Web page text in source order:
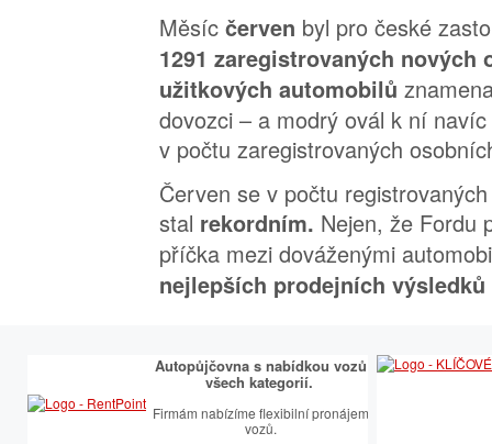
Měsíc červen byl pro české
1291 zaregistrovaných nových
užitkových automobilů
dovozci – a modrý ovál k ní
v počtu zaregistrovaných
Červen se v počtu
stal rekordním. Nejen, že Fordu
příčka mezi dováženými
nejlepších prodejních výsledků
Autopůjčovna s nabídkou vozů
všech kategorií.
Firmám nabízíme flexibilní pronájem
vozů.